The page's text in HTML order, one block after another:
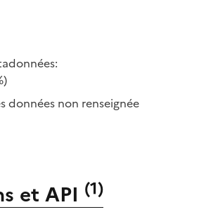
données non renseignée
et API (1)